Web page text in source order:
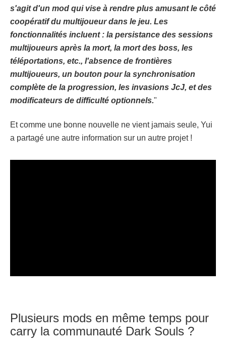
s'agit d'un mod qui vise à rendre plus amusant le côté
coopératif du multijoueur dans le jeu. Les
fonctionnalités incluent : la persistance des sessions
multijoueurs après la mort, la mort des boss, les
téléportations, etc., l'absence de frontières
multijoueurs, un bouton pour la synchronisation
complète de la progression, les invasions JcJ, et des
modificateurs de difficulté optionnels."
Et comme une bonne nouvelle ne vient jamais seule, Yui
a partagé une autre information sur un autre projet !
Plusieurs mods en même temps pour
carry la communauté Dark Souls ?